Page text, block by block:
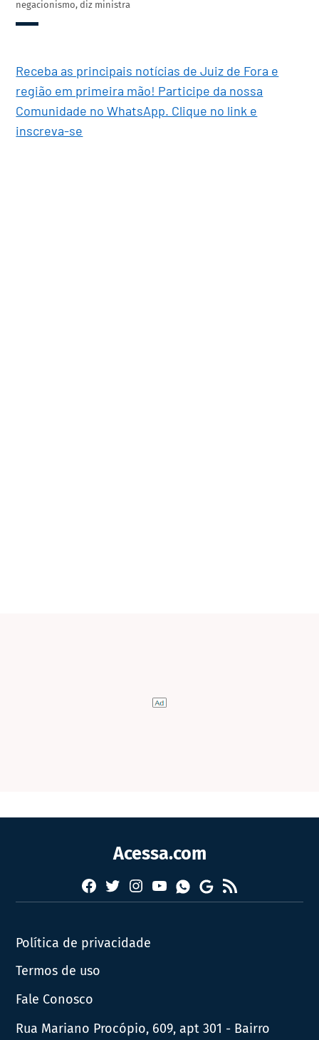
negacionismo, diz ministra
Receba as principais notícias de Juiz de Fora e
região em primeira mão! Participe da nossa
Comunidade no WhatsApp. Clique no link e
inscreva-se
Acessa.com
Facebook
TwitterInstagram
YouTubeWhatsapp
Google
News
RSS
Política de privacidade
Termos de uso
Fale Conosco
Rua Mariano Procópio, 609, apt 301 - Bairro